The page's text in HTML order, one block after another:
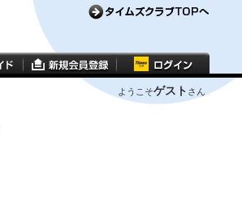
ようこそゲスト さん